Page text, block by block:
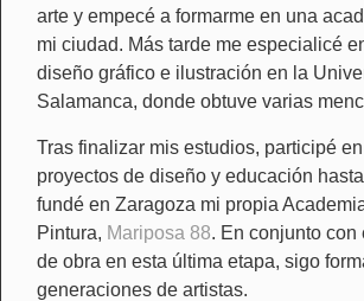
arte y empecé a formarme en una
mi ciudad. Más tarde me especialicé
diseño gráfico e ilustración en la
Salamanca, donde obtuve varias
Tras finalizar mis estudios, participé
proyectos de diseño y educación
fundé en Zaragoza mi propia
Pintura, Mariposa 88. En conjunto con
de obra en esta última etapa, sigo
generaciones de artistas.